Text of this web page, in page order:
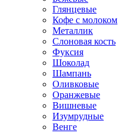
Глянцевые
Кофе с молоком
Металлик
Слоновая кость
Фуксия
Шоколад
Шампань
Оливковые
Оранжевые
Вишневые
Изумрудные
Венге